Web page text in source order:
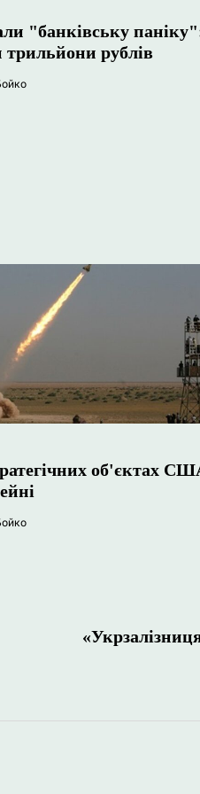
"банківську
трильйони рублів
об'єктах